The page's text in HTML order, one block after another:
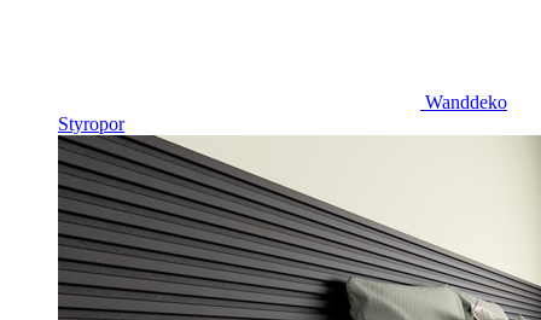
Wanddeko
Styropor